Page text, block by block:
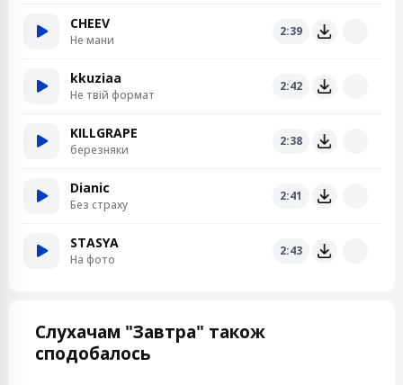
CHEEV
Не мани
2:39
kkuziaa
Не твій формат
2:42
KILLGRAPE
березняки
2:38
Dianic
Без страху
2:41
STASYA
На фото
2:43
Слухачам "Завтра" також
сподобалось